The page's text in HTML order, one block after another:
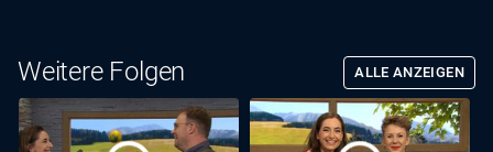
Weitere Folgen ALLE ANZEIGEN